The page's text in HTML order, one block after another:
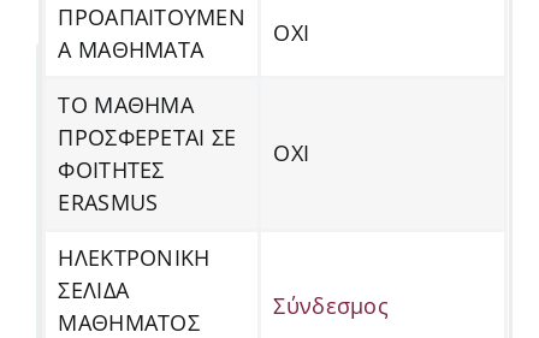
ΠΡΟΑΠΑΙΤΟΥΜΕΝ
Α ΜΑΘΗΜΑΤΑ
ΟΧΙ
ΤΟ ΜΑΘΗΜΑ
ΠΡΟΣΦΕΡΕΤΑΙ ΣΕ
ΦΟΙΤΗΤΕΣ
ERASMUS
ΟΧΙ
ΗΛΕΚΤΡΟΝΙΚΗ
ΣΕΛΙΔΑ
ΜΑΘΗΜΑΤΟΣ
Σύνδεσμος